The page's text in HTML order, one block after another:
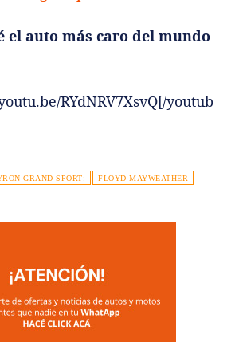
el auto más caro del mundo
RYdNRV7XsvQ[/youtub
GRAND SPORT: FLOYD MAYWEATHER